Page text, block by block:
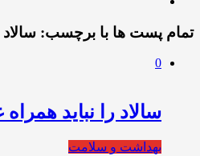
تمام پست ها با برچسب: سالاد
0
سالاد را نباید
بهداشت و سلامت